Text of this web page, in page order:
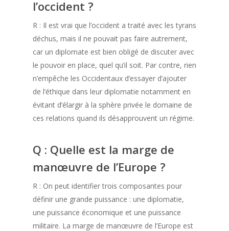
l’occident ?
R : Il est vrai que l’occident a traité avec les tyrans
déchus, mais il ne pouvait pas faire autrement,
car un diplomate est bien obligé de discuter avec
le pouvoir en place, quel qu’il soit. Par contre, rien
n’empêche les Occidentaux d’essayer d’ajouter
de l’éthique dans leur diplomatie notamment en
évitant d’élargir à la sphère privée le domaine de
ces relations quand ils désapprouvent un régime.
Q : Quelle est la marge de
manœuvre de l’Europe ?
R : On peut identifier trois composantes pour
définir une grande puissance : une diplomatie,
une puissance économique et une puissance
militaire. La marge de manœuvre de l’Europe est